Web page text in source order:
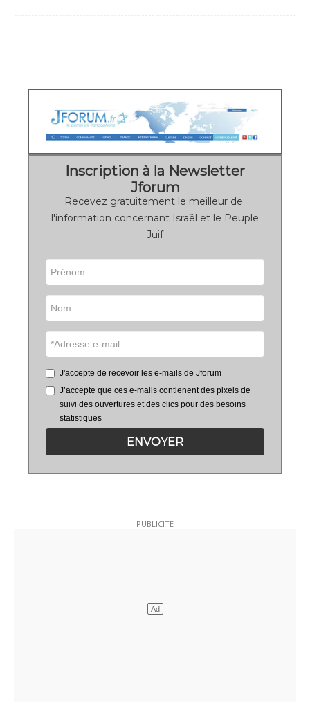
Inscription à la Newsletter
Jforum
Recevez gratuitement le meilleur de
l'information concernant Israël et le Peuple
Juif
J'accepte de recevoir les e-mails de Jforum
J’accepte que ces e-mails contienent des pixels de
suivi des ouvertures et des clics pour des besoins
statistiques
ENVOYER